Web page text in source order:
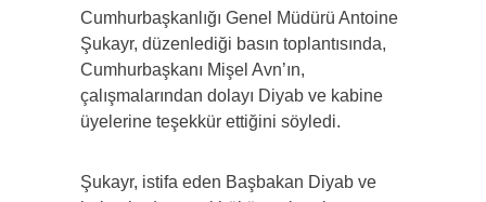
Cumhurbaşkanlığı Genel Müdürü Antoine
Şukayr, düzenlediği basın toplantısında,
Cumhurbaşkanı Mişel Avn’ın,
çalışmalarından dolayı Diyab ve kabine
üyelerine teşekkür ettiğini söyledi.
Şukayr, istifa eden Başbakan Diyab ve